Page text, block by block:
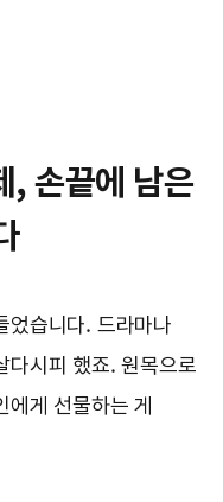
, 손끝에 남은
었습니다. 드라마나
다시피 했죠. 원목으로
게 선물하는 게